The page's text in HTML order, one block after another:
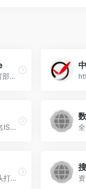
“爱课程”网是教育部、财政部“十二五”期间启动实施的“高等学校本科教学质量与教学改革工程”委托高等教育出版社建设的高等教育课程资源共享平台。
可以根据作者书名ISBN搜书的网站
是由清华大学牵头打造的在线学习平台，核心使命是将世界级优质教育推向未来